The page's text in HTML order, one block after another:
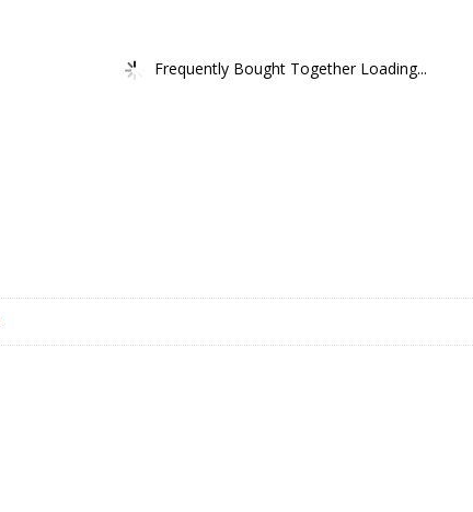
Frequently Bought Together Loading...